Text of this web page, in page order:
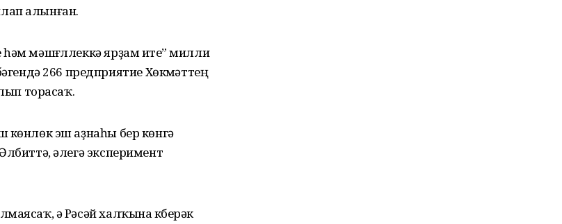
алынған.
мәшғүллеккә ярҙам итеү” милли
266 предприятие Хөкүмәттең
торасаҡ.
көнлөк эш аҙнаһы бер көнгә
әлегә эксперимент
ә Рәсәй халҡына күберәк